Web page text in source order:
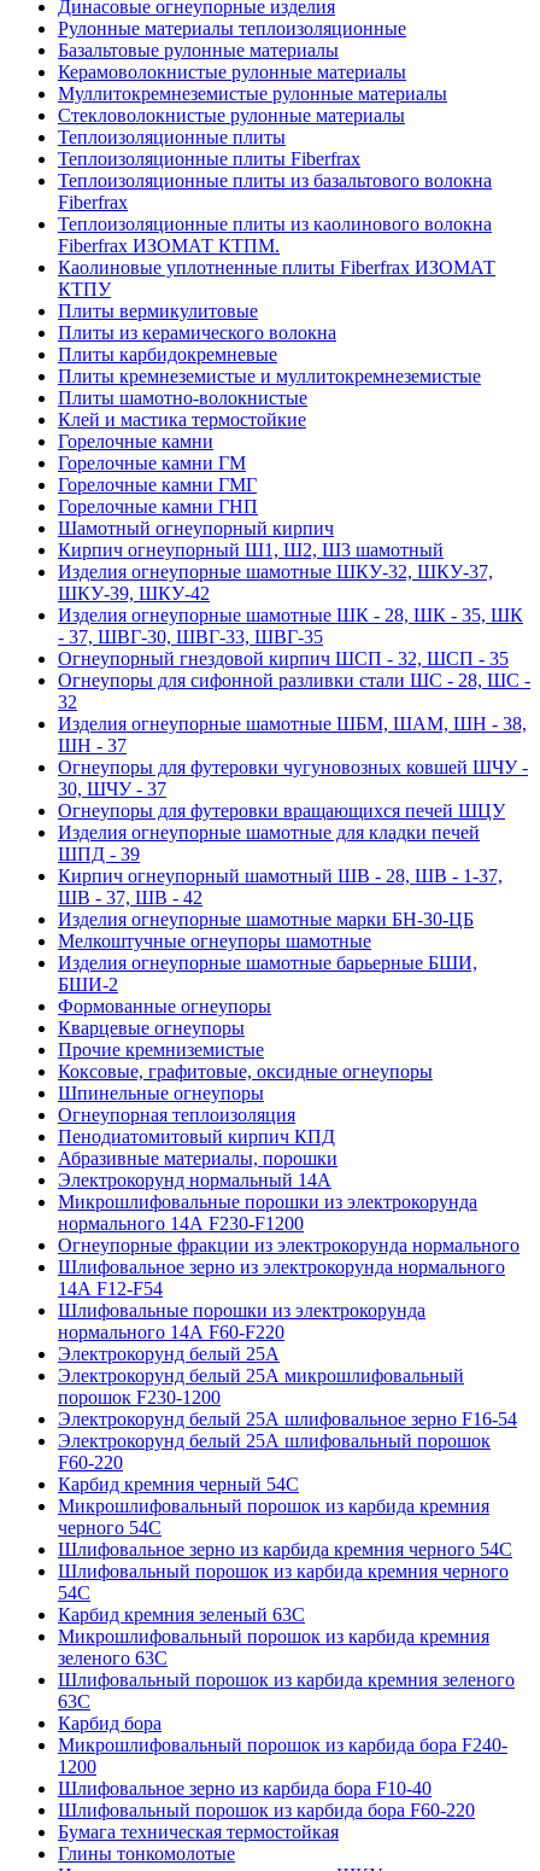
Динасовые огнеупорные изделия
Рулонные материалы теплоизоляционные
Базальтовые рулонные материалы
Керамоволокнистые рулонные материалы
Муллитокремнеземистые рулонные материалы
Стекловолокнистые рулонные материалы
Тепло­изоляционные плиты
Теплоизоляционные плиты Fiberfrax
Теплоизоляционные плиты из базальтового волокна
Fiberfrax
Теплоизоляционные плиты из каолинового волокна
Fiberfrax ИЗОМАТ КТПМ.
Каолиновые уплотненные плиты Fiberfrax ИЗОМАТ
КТПУ
Плиты вермикулитовые
Плиты из керамического волокна
Плиты карбидокремневые
Плиты кремнеземистые и муллитокремнеземистые
Плиты шамотно-волокнистые
Клей и мастика термостойкие
Горелочные камни
Горелочные камни ГМ
Горелочные камни ГМГ
Горелочные камни ГНП
Шамотный огнеупорный кирпич
Кирпич огнеупорный Ш1, Ш2, Ш3 шамотный
Изделия огнеупорные шамотные ШКУ-32, ШКУ-37,
ШКУ-39, ШКУ-42
Изделия огнеупорные шамотные ШК - 28, ШК - 35, ШК
- 37, ШВГ-30, ШВГ-33, ШВГ-35
Огнеупорный гнездовой кирпич ШСП - 32, ШСП - 35
Огнеупоры для сифонной разливки стали ШС - 28, ШС -
32
Изделия огнеупорные шамотные ШБМ, ШАМ, ШН - 38,
ШН - 37
Огнеупоры для футеровки чугуновозных ковшей ШЧУ -
30, ШЧУ - 37
Огнеупоры для футеровки вращающихся печей ШЦУ
Изделия огнеупорные шамотные для кладки печей
ШПД - 39
Кирпич огнеупорный шамотный ШВ - 28, ШВ - 1-37,
ШВ - 37, ШВ - 42
Изделия огнеупорные шамотные марки БН-30-ЦБ
Мелкоштучные огнеупоры шамотные
Изделия огнеупорные шамотные барьерные БШИ,
БШИ-2
Формованные огнеупоры
Кварцевые огнеупоры
Прочие кремниземистые
Коксовые, графитовые, оксидные огнеупоры
Шпинельные огнеупоры
Огнеупорная теплоизоляция
Пенодиатомитовый кирпич КПД
Абразивные материалы, порошки
Электрокорунд нормальный 14А
Микрошлифовальные порошки из электрокорунда
нормального 14А F230-F1200
Огнеупорные фракции из электрокорунда нормального
Шлифовальное зерно из электрокорунда нормального
14А F12-F54
Шлифовальные порошки из электрокорунда
нормального 14А F60-F220
Электрокорунд белый 25А
Электрокорунд белый 25А микрошлифовальный
порошок F230-1200
Электрокорунд белый 25А шлифовальное зерно F16-54
Электрокорунд белый 25А шлифовальный порошок
F60-220
Карбид кремния черный 54С
Микрошлифовальный порошок из карбида кремния
черного 54С
Шлифовальное зерно из карбида кремния черного 54C
Шлифовальный порошок из карбида кремния черного
54С
Карбид кремния зеленый 63С
Микрошлифовальный порошок из карбида кремния
зеленого 63С
Шлифовальный порошок из карбида кремния зеленого
63С
Карбид бора
Микрошлифовальный порошок из карбида бора F240-
1200
Шлифовальное зерно из карбида бора F10-40
Шлифовальный порошок из карбида бора F60-220
Бумага техническая термостойкая
Глины тонкомолотые